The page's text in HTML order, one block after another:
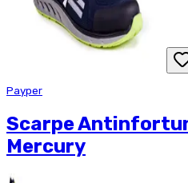
Payper
Scarpe
Mercury